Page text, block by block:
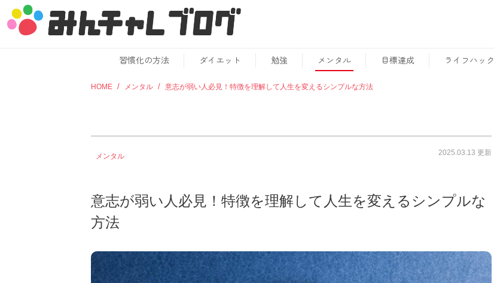
習慣化の方法 ダイエット 勉強 メンタル 目標達成 ライフハック
HOME メンタル 意志が弱い人必見！特徴を理解して人生を変えるシンプルな方法
メンタル 2025.03.13 更新
意志が弱い人必見！特徴を理解して人生を変えるシンプルな
方法